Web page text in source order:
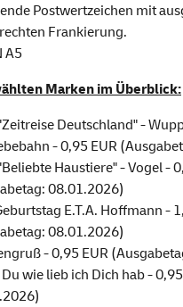
Postwertzeichen mit
Frankierung.
A5
Marken im Überblick:
Deutschland" -
- 0,95 EUR
Haustiere" - Vogel -
08.01.2026)
E.T.A. Hoffmann -
08.01.2026)
- 0,95 EUR
wie lieb ich Dich hab -